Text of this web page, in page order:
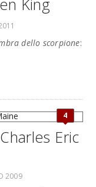
King
dello scorpione:
4
Eric
2009